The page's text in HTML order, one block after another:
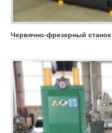
Червячно-фрезерный станок